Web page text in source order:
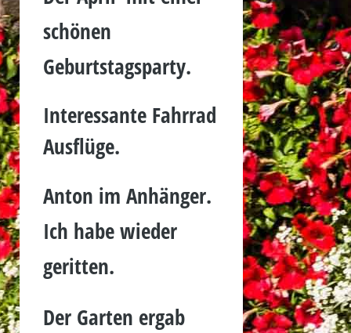
schönen
Geburtstagsparty.
Interessante Fahrrad
Ausflüge.
Anton im Anhänger.
Ich habe wieder
geritten.
Der Garten ergab